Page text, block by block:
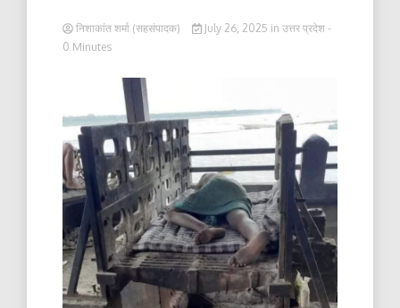
निशाकांत शर्मा (सहसंपादक) July 26, 2025 in उत्तर प्रदेश -
0 Minutes